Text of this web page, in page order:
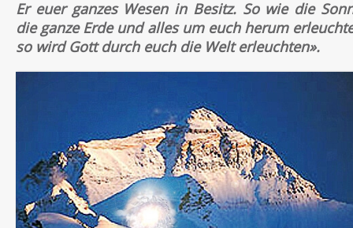
Er euer ganzes Wesen in Besitz. So wie die
die ganze Erde und alles um euch herum
so wird Gott durch euch die Welt erleuchten».